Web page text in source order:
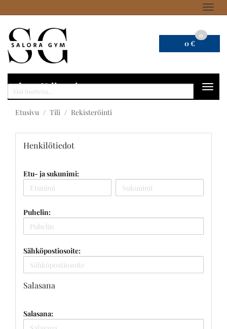
0 €
0
Haku
Valitse sivu
Etusivu Tili Rekisteröinti
Henkilötiedot
Etu- ja sukunimi:
Puhelin:
Sähköpostiosoite:
Salasana
Salasana: